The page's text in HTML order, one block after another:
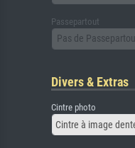
Passepartout
Pas de
Divers & Extras
Cintre photo
Cintre à image